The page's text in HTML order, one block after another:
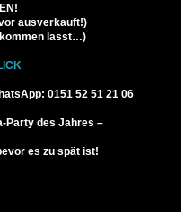
ausverkauft!)
lasst…)
0151 52 51 21 06
Party des Jahres –
es zu spät ist!